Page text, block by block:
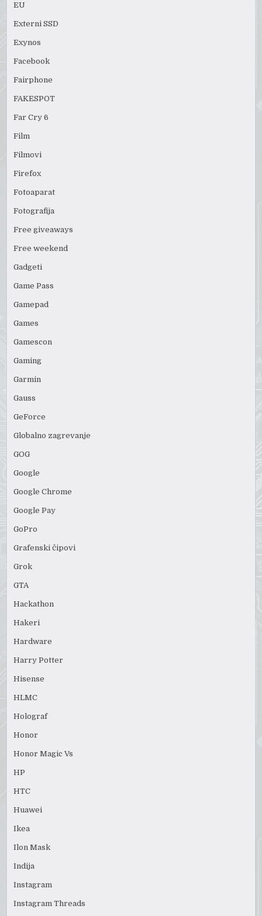
EU
Externi SSD
Exynos
Facebook
Fairphone
FAKESPOT
Far Cry 6
Film
Filmovi
Firefox
Fotoaparat
Fotografija
Free giveaways
Free weekend
Gadgeti
Game Pass
Gamepad
Games
Gamescon
Gaming
Garmin
Gauss
GeForce
Globalno zagrevanje
GOG
Google
Google Chrome
Google Pay
GoPro
Grafenski čipovi
Grok
GTA
Hackathon
Hakeri
Hardware
Harry Potter
Hisense
HLMC
Holograf
Honor
Honor Magic Vs
HP
HTC
Huawei
Ikea
Ilon Mask
Indija
Instagram
Instagram Threads